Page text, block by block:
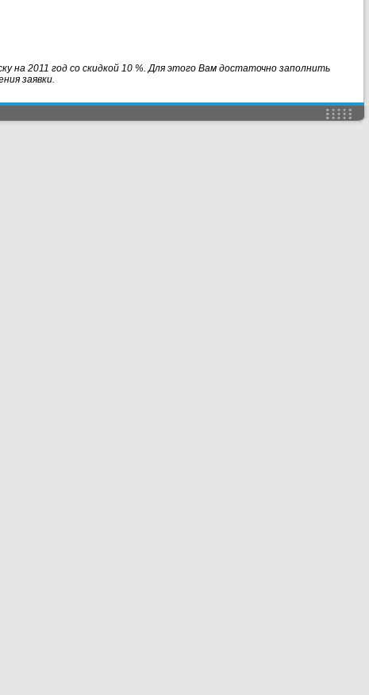
на 2011 год со скидкой 10 %. Для этого Вам достаточно заполнить
заявки.